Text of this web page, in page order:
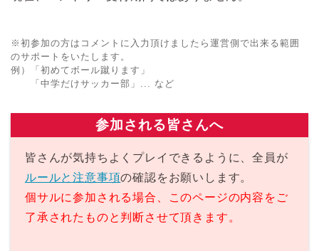
※初参加の方はコメントに入力頂けましたら運営側で出来る範囲
のサポートをいたします。
例）「初めてボール蹴ります」
「中学だけサッカー部」... など
参加される皆さんへ
皆さんが気持ちよくプレイできるように、全員が
ルールと注意事項の確認をお願いします。
個サルに参加される場合、このページの内容をご
了承されたものと判断させて頂きます。